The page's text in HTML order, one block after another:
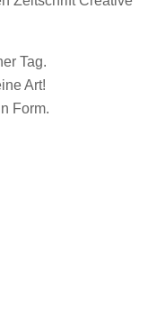
Tag.
Art!
Form.